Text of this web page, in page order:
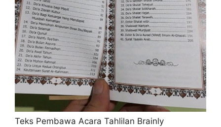
Teks Pembawa Acara Tahlilan Brainly